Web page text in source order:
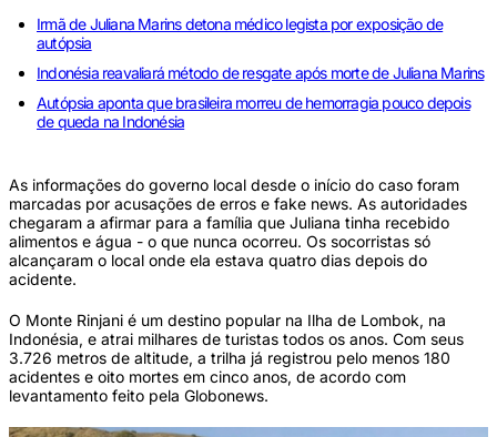
Irmã de Juliana Marins detona médico legista por exposição de
autópsia
Indonésia reavaliará método de resgate após morte de Juliana Marins
Autópsia aponta que brasileira morreu de hemorragia pouco depois
de queda na Indonésia
As informações do governo local desde o início do caso foram
marcadas por acusações de erros e fake news. As autoridades
chegaram a afirmar para a família que Juliana tinha recebido
alimentos e água - o que nunca ocorreu. Os socorristas só
alcançaram o local onde ela estava quatro dias depois do
acidente.
O Monte Rinjani é um destino popular na Ilha de Lombok, na
Indonésia, e atrai milhares de turistas todos os anos. Com seus
3.726 metros de altitude, a trilha já registrou pelo menos 180
acidentes e oito mortes em cinco anos, de acordo com
levantamento feito pela Globonews.